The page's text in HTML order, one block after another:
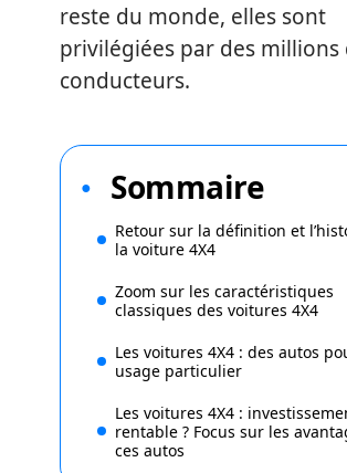
reste du monde, elles sont
privilégiées par des millions
conducteurs.
Sommaire
Retour sur la définition et
la voiture 4X4
Zoom sur les caractéristiques
classiques des voitures 4X4
Les voitures 4X4 : des autos
usage particulier
Les voitures 4X4 :
rentable ? Focus sur les
ces autos